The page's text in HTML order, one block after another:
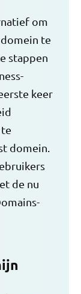
om
te
stappen
keer
domein.
de nu